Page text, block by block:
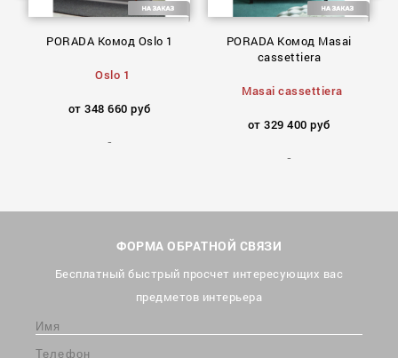
PORADA Комод Oslo 1
Oslo 1
от 348 660 руб
PORADA Комод Masai
cassettiera
Masai cassettiera
от 329 400 руб
ФОРМА ОБРАТНОЙ СВЯЗИ
Бесплатный быстрый просчет интересующих вас
предметов интерьера